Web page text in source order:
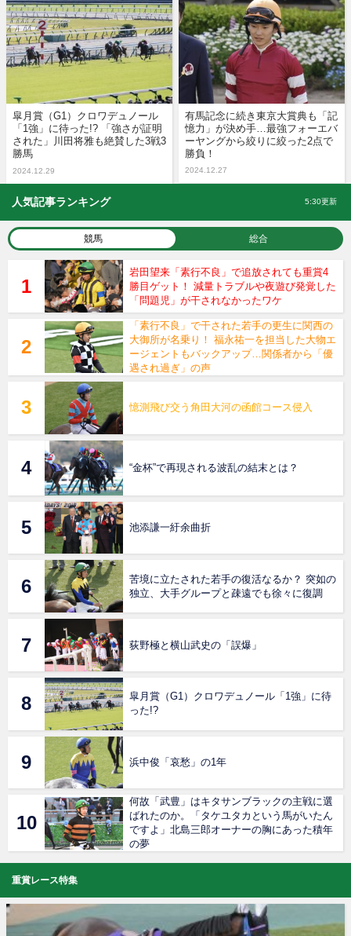
皐月賞（G1）クロワデュノール
「1強」に待った!? 「強さが証明
された」川田将雅も絶賛した3戦3
勝馬
2024.12.29
有馬記念に続き東京大賞典も「記
憶力」が決め手…最強フォーエバ
ーヤングから絞りに絞った2点で
勝負！
2024.12.27
人気記事ランキング 5:30更新
競馬 総合
岩田望来「素行不良」で追放されても重賞4
勝目ゲット！ 減量トラブルや夜遊び発覚した
「問題児」が干されなかったワケ
「素行不良」で干された若手の更生に関西の
大御所が名乗り！ 福永祐一を担当した大物エ
ージェントもバックアップ…関係者から「優
遇され過ぎ」の声
憶測飛び交う角田大河の函館コース侵入
“金杯”で再現される波乱の結末とは？
池添謙一紆余曲折
苦境に立たされた若手の復活なるか？ 突如の
独立、大手グループと疎遠でも徐々に復調
荻野極と横山武史の「誤爆」
皐月賞（G1）クロワデュノール「1強」に待
った!?
浜中俊「哀愁」の1年
何故「武豊」はキタサンブラックの主戦に選
ばれたのか。「タケユタカという馬がいたん
ですよ」北島三郎オーナーの胸にあった積年
の夢
重賞レース特集